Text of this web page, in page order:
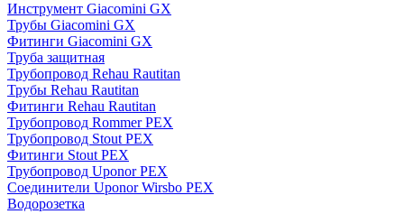
Инструмент Giacomini GX
Трубы Giacomini GX
Фитинги Giacomini GX
Труба защитная
Трубопровод Rehau Rautitan
Трубы Rehau Rautitan
Фитинги Rehau Rautitan
Трубопровод Rommer PEX
Трубопровод Stout PEX
Фитинги Stout PEX
Трубопровод Uponor PEX
Соединители Uponor Wirsbo PEX
Водорозетка